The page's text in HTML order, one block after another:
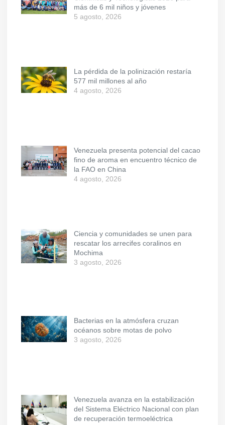
más de 6 mil niños y jóvenes
5 agosto, 2026
La pérdida de la polinización restaría
577 mil millones al año
4 agosto, 2026
Venezuela presenta potencial del cacao
fino de aroma en encuentro técnico de
la FAO en China
4 agosto, 2026
Ciencia y comunidades se unen para
rescatar los arrecifes coralinos en
Mochima
3 agosto, 2026
Bacterias en la atmósfera cruzan
océanos sobre motas de polvo
3 agosto, 2026
Venezuela avanza en la estabilización
del Sistema Eléctrico Nacional con plan
de recuperación termoeléctrica